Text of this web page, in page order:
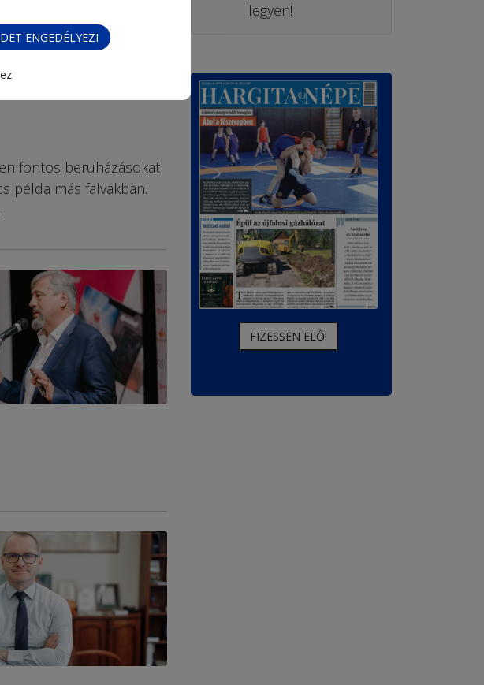
ENGEDÉLYEZI
fontos beruházásokat
példa más falvakban.
legyen!
FIZESSEN ELŐ!